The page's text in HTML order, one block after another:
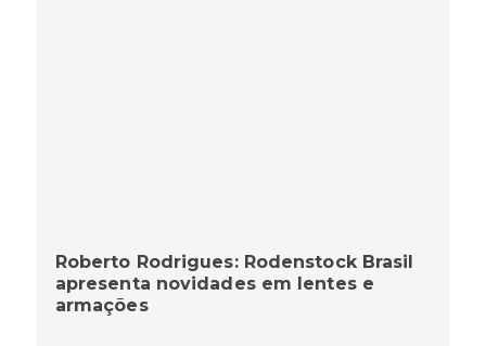
Roberto Rodrigues: Rodenstock Brasil
apresenta novidades em lentes e
armações